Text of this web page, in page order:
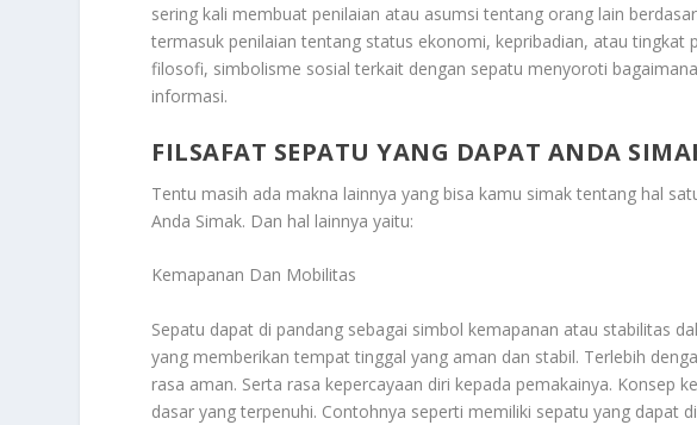
sering kali membuat penilaian atau asumsi tentang orang lain
termasuk penilaian tentang status ekonomi, kepribadian, atau tingkat
filosofi, simbolisme sosial terkait dengan sepatu menyoroti
informasi.
FILSAFAT SEPATU YANG DAPAT ANDA
Tentu masih ada makna lainnya yang bisa kamu simak tentang hal
Anda Simak. Dan hal lainnya yaitu:
Kemapanan Dan Mobilitas
Sepatu dapat di pandang sebagai simbol kemapanan atau stabilitas
yang memberikan tempat tinggal yang aman dan stabil. Terlebih
rasa aman. Serta rasa kepercayaan diri kepada pemakainya. Konsep
dasar yang terpenuhi. Contohnya seperti memiliki sepatu yang dapat